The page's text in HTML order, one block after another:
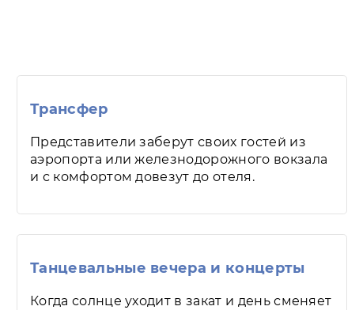
Трансфер
Представители заберут своих гостей из
аэропорта или железнодорожного вокзала
и с комфортом довезут до отеля.
Танцевальные вечера и концерты
Когда солнце уходит в закат и день сменяет